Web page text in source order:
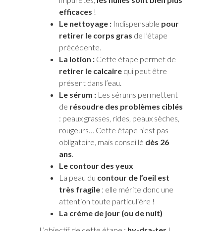
efficaces !
Le nettoyage : Indispensable pour
retirer le corps gras de l’étape
précédente.
La lotion : Cette étape permet de
retirer le calcaire qui peut être
présent dans l’eau.
Le sérum : Les sérums permettent
de résoudre des problèmes ciblés
: peaux grasses, rides, peaux sèches,
rougeurs… Cette étape n’est pas
obligatoire, mais conseillé dès 26
ans
Le contour des yeux
La peau du contour de l’oeil est
très fragile : elle mérite donc une
attention toute particulière !
La crème de jour (ou de nuit)